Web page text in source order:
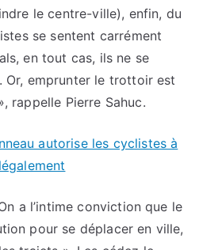
le centre-ville), enfin, du
se sentent carrément
en tout cas, ils ne se
Or, emprunter le trottoir est
rappelle Pierre Sahuc.
autorise les cyclistes à
a l’intime conviction que le
pour se déplacer en ville,